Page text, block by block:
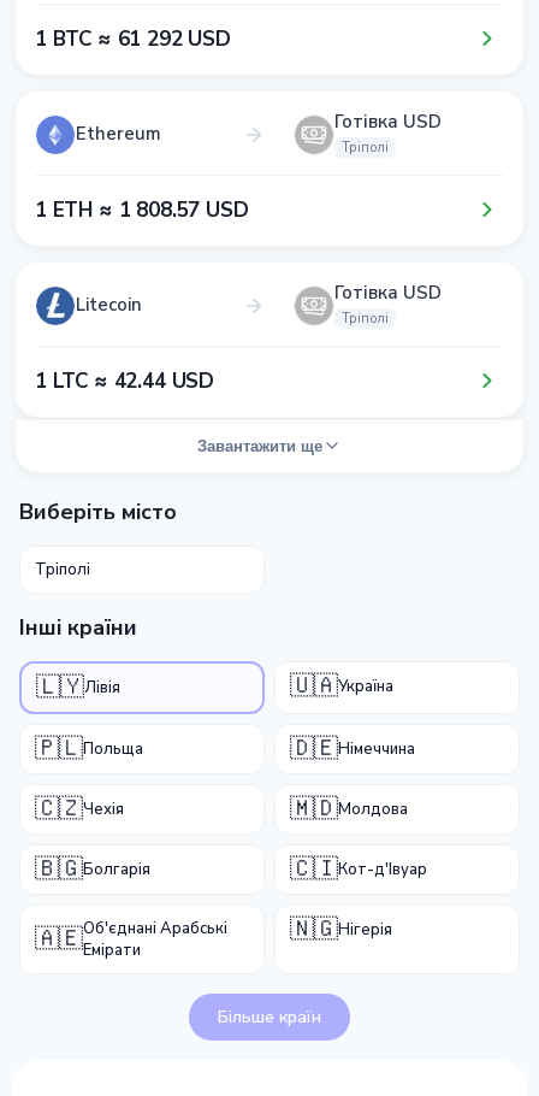
1​ BTC ≈ 6​1​ 2​9​2​ USD
Ethereum Готівка USD
Тріполі
1​ ETH ≈ 1​ 8​0​8​.5​7​ USD
Litecoin Готівка USD
Тріполі
1​ LTC ≈ 4​2​.4​4​ USD
Завантажити ще
Виберіть місто
Тріполі
Інші країни
🇱🇾Лівія 🇺🇦Україна
🇵🇱Польща 🇩🇪Німеччина
🇨🇿Чехія 🇲🇩Молдова
🇧🇬Болгарія 🇨🇮Кот-д'Івуар
🇦🇪Об'єднані Арабські
Емірати
🇳🇬Нігерія
Більше країн